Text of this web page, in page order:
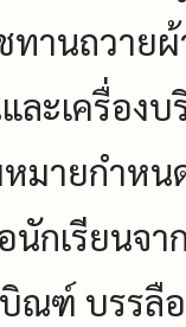
ทานถวา
ะเครื่องบ
หมายกำห
นักเรียนจ
ณฑ์ บรรลื